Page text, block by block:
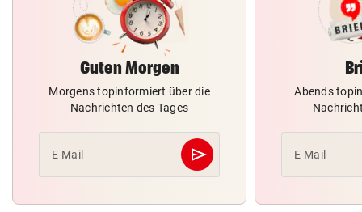
Guten Morgen
Morgens topinformiert über die
Nachrichten des Tages
E-Mail send
Abschicken
Abends
E-Mail